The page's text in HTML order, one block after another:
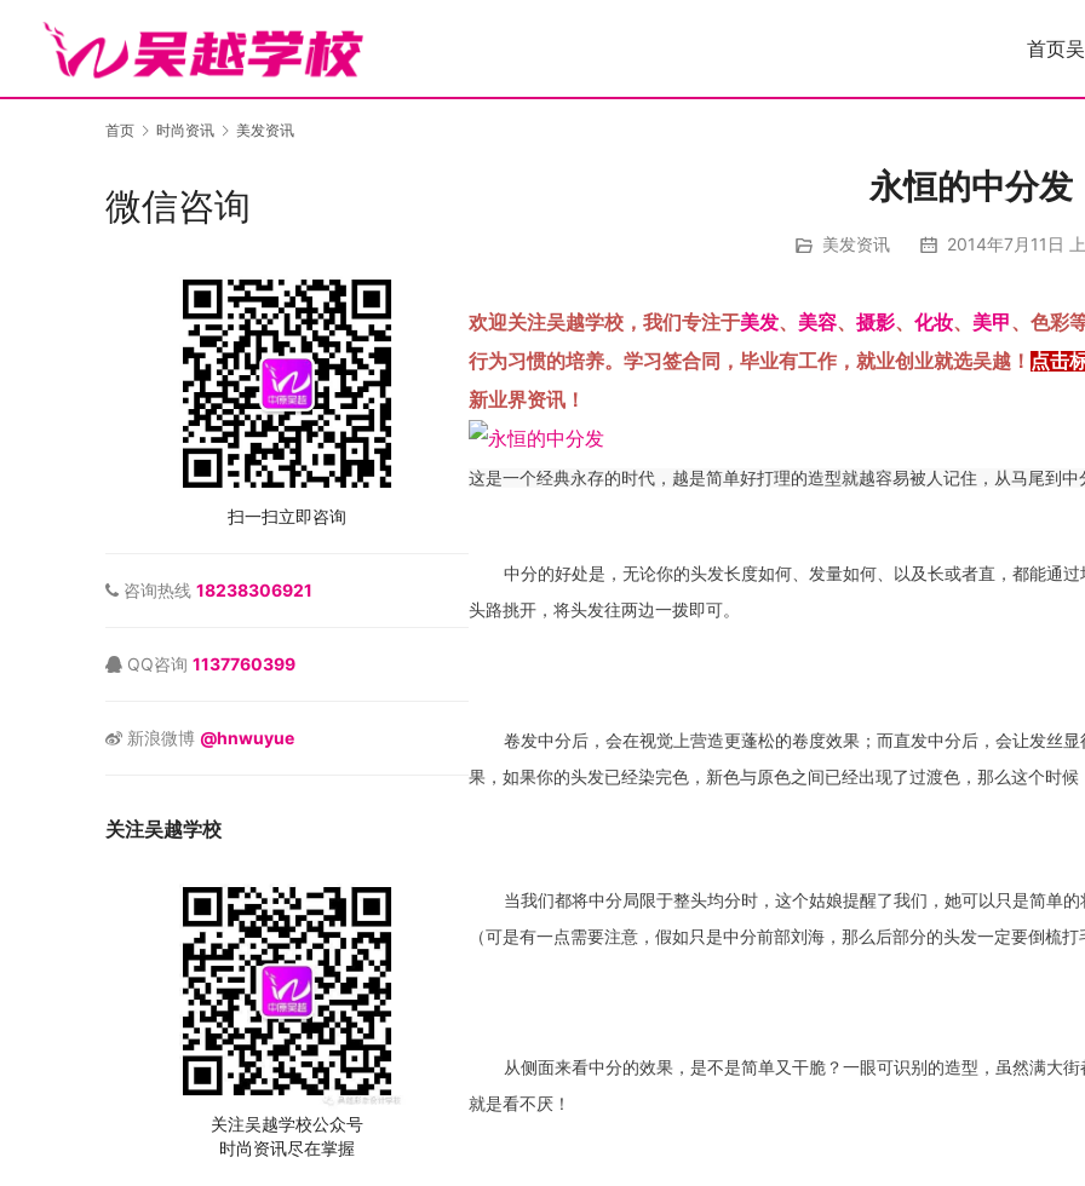
首页
首页 时尚资讯 美发资讯
永恒的中分发
美发资讯 2014年7月11日
欢迎关注吴越学校，我们专注于美发、 美容、 摄影、 化妆、 美甲、色彩
行为习惯的培养。学习签合同，毕业有工作，就业创业就选吴越！ 点击
新业界资讯！
这是一个经典永存的时代，越是简单好打理的造型就越容易被人记住，从马尾到
中分的好处是，无论你的头发长度如何、发量如何、以及长或者直，都能通
头路挑开，将头发往两边一拨即可。
卷发中分后，会在视觉上营造更蓬松的卷度效果；而直发中分后，会让发丝
果，如果你的头发已经染完色，新色与原色之间已经出现了过渡色，那么这个时
当我们都将中分局限于整头均分时，这个姑娘提醒了我们，她可以只是简单
（可是有一点需要注意，假如只是中分前部刘海，那么后部分的头发一定要倒梳
从侧面来看中分的效果，是不是简单又干脆？一眼可识别的造型，虽然满大
就是看不厌！
微信咨询
扫一扫立即咨询
咨询热线 18238306921
QQ咨询 1137760399
新浪微博 @hnwuyue
关注吴越学校
关注吴越学校公众号
时尚资讯尽在掌握